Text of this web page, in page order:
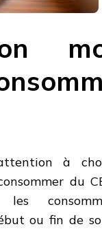
à
du
les
ou fin de